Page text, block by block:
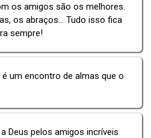
os amigos são os melhores.
os abraços... Tudo isso fica
sempre!
um encontro de almas que o
Deus pelos amigos incríveis